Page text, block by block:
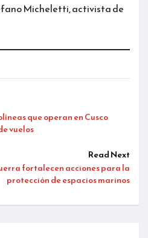
Micheletti, activista de
que operan en Cusco
vuelos
Read Next
fortalecen acciones para la
protección de espacios marinos